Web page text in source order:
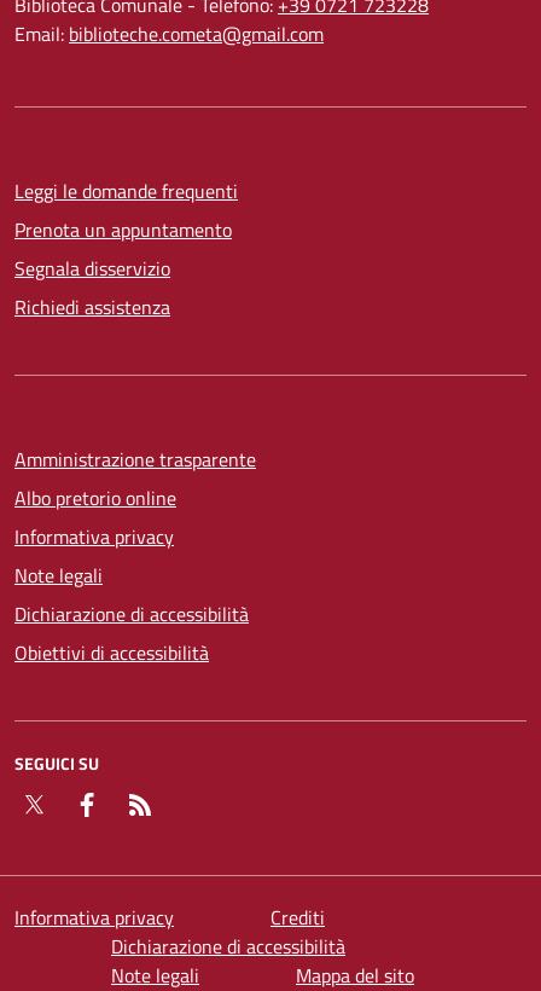
Email: biblioteche.cometa@gmail.com
Leggi le domande frequenti
Prenota un appuntamento
Segnala disservizio
Richiedi assistenza
Amministrazione trasparente
Albo pretorio online
Informativa privacy
Note legali
Dichiarazione di accessibilità
Obiettivi di accessibilità
SEGUICI SU
Twitter Facebook
Informativa privacy
Crediti
Dichiarazione di accessibilità
Note legali
Mappa del sito